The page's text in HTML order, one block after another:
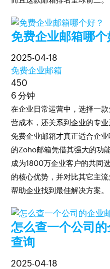
免费企业邮箱哪个
2025-04-18
免费企业邮箱
450
6 分钟
在企业日常运营中，选择一
营成本，还关系到企业的专
免费企业邮箱才真正适合企
的Zoho邮箱凭借其强大的功
成为1800万企业客户的共同
的核心优势，并对比其它主
帮助企业找到最佳解决方案。
怎么查一个公司
查询
2025-04-18